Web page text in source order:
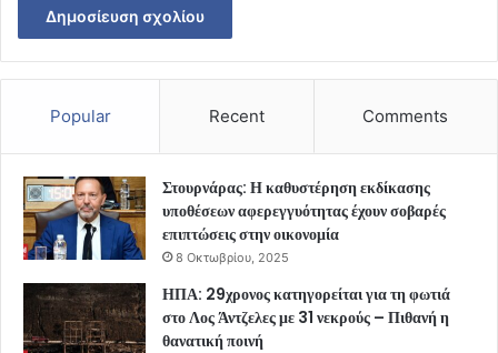
Popular Recent Comments
Στουρνάρας: Η καθυστέρηση εκδίκασης
υποθέσεων αφερεγγυότητας έχουν σοβαρές
επιπτώσεις στην οικονομία
8 Οκτωβρίου, 2025
ΗΠΑ: 29χρονος κατηγορείται για τη φωτιά
στο Λος Άντζελες με 31 νεκρούς – Πιθανή η
θανατική ποινή